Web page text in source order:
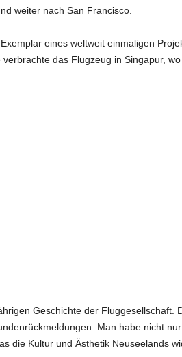
weiter nach San Francisco.
eines weltweit einmaligen
das Flugzeug in Singapur,
Geschichte der Fluggesellschaft.
Man habe nicht
die Kultur und Ästhetik Neuseelands